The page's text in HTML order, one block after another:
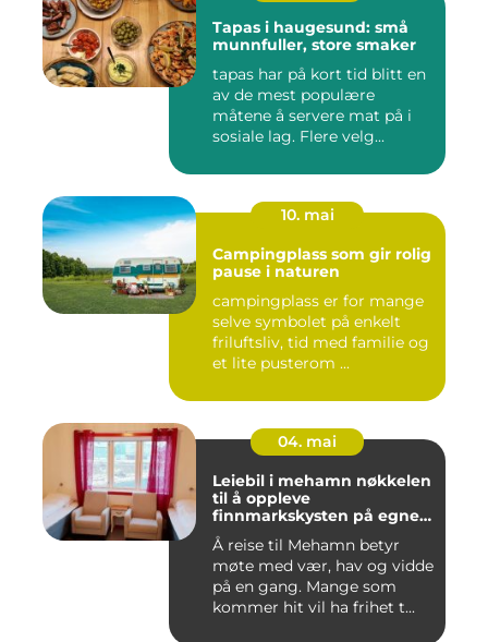
Tapas i haugesund: små
munnfuller, store smaker
tapas har på kort tid blitt en
av de mest populære
måtene å servere mat på i
sosiale lag. Flere velg...
10. mai
Campingplass som gir rolig
pause i naturen
campingplass er for mange
selve symbolet på enkelt
friluftsliv, tid med familie og
et lite pusterom ...
04. mai
Leiebil i mehamn nøkkelen
til å oppleve
finnmarkskysten på egne
premisser
Å reise til Mehamn betyr
møte med vær, hav og vidde
på en gang. Mange som
kommer hit vil ha frihet t...